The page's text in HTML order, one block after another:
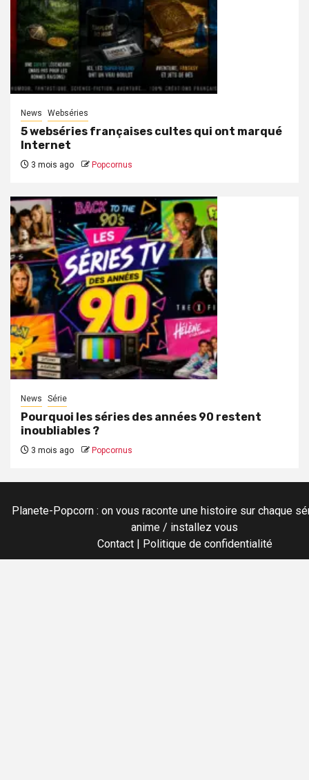
News Webséries
5 webséries françaises cultes qui ont marqué
Internet
3 mois ago Popcornus
News Série
Pourquoi les séries des années 90 restent
inoubliables ?
3 mois ago Popcornus
Planete-Popcorn : on vous raconte une histoire sur chaque
anime / installez vous
Contact| Politique de confidentialité